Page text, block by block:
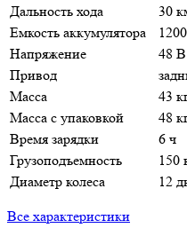
Дальность хода
30
Емкость аккумулятора
Напряжение
48 В
Привод
Масса
43
Масса с упаковкой
48
Время зарядки
6 ч
Грузоподъемность
150
Диаметр колеса
12
Все характеристики